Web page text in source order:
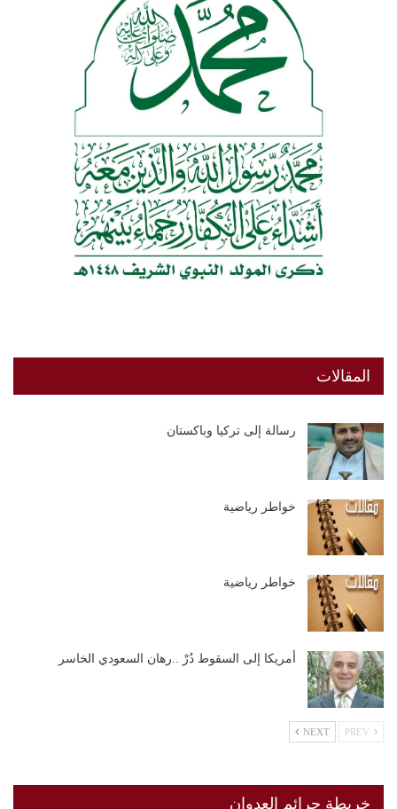
المقالات
رسالة إلى تركيا وباكستان
خواطر رياضية
خواطر رياضية
أمريكا إلى السقوط دُرْ ..رهان السعودي الخاسر
NEXT
خريطة جرائم العدوان